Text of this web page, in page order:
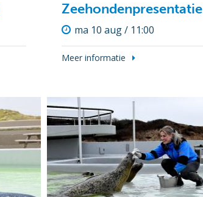
Zeehondenpresentatie
ma 10 aug / 11:00
Meer informatie